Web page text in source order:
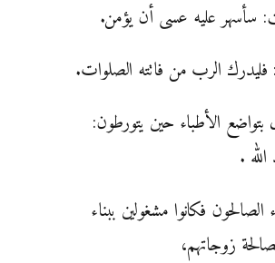
سأسهر عليه عسى أن يؤمن.
فليدرك الرب من فاتته الصلوات.
بتواضع الأطباء حين يتورطون:
.
فكانوا مشغولين ببناء
زوجاتهم،